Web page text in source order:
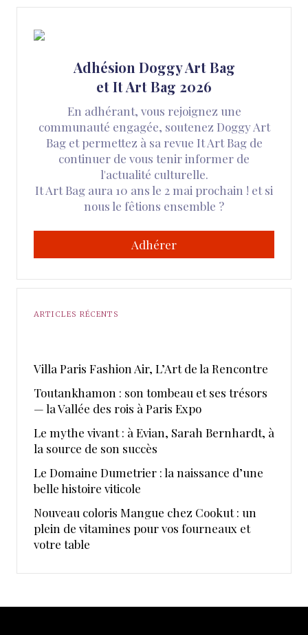
Adhésion Doggy Art Bag
et It Art Bag 2026
En adhérant, vous rejoignez une
communauté engagée, soutenez Doggy Art
Bag et permettez à sa revue It Art Bag de
continuer de vous tenir informer de
l'actualité culturelle.
It Art Bag aura 10 ans le 2 mai prochain ! et si
nous le fêtions ensemble ?
Adhérer
ARTICLES RÉCENTS
​Villa Paris Fashion Air, ​L’Art de la Rencontre
Toutankhamon : son tombeau et ses trésors
— la Vallée des rois à Paris Expo
Le mythe vivant : à Evian, Sarah Bernhardt, à
la source de son succès
Le Domaine Dumetrier : la naissance d’une
belle histoire viticole
Nouveau coloris Mangue chez Cookut : un
plein de vitamines pour vos fourneaux et
votre table